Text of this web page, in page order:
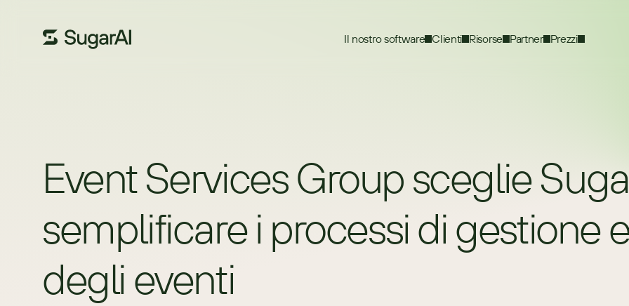
Il nostro software Clienti Risorse Partner Prezzi
Event Services Group sceglie
semplificare i processi di gestione
degli eventi